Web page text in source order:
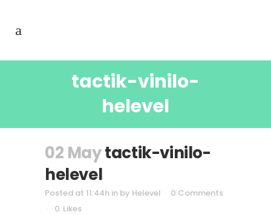
tactik-vinilo-
helevel
02 Maytactik-vinilo-
helevel
Posted at 11:44h in by Helevel
0 Comments
0 Likes